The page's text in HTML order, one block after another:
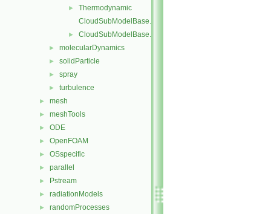
►
Thermodynamic
CloudSubModelBase.C
► CloudSubModelBase.H
► molecularDynamics
► solidParticle
► spray
► turbulence
► mesh
► meshTools
► ODE
► OpenFOAM
► OSspecific
► parallel
► Pstream
► radiationModels
► randomProcesses